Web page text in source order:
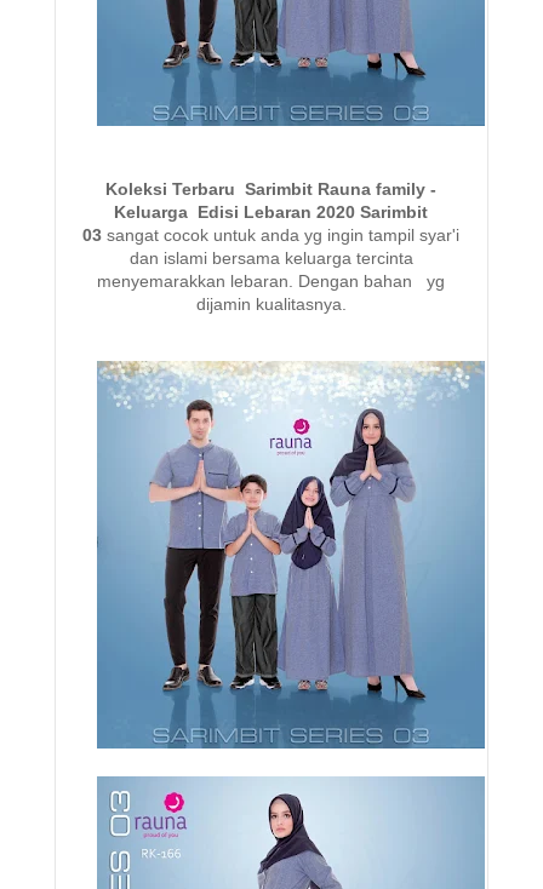
Koleksi Terbaru Sarimbit Rauna family -
Keluarga Edisi Lebaran 2020 Sarimbit
03 sangat cocok untuk anda yg ingin tampil syar'i
dan islami bersama keluarga tercinta
menyemarakkan lebaran. Dengan bahan yg
dijamin kualitasnya.